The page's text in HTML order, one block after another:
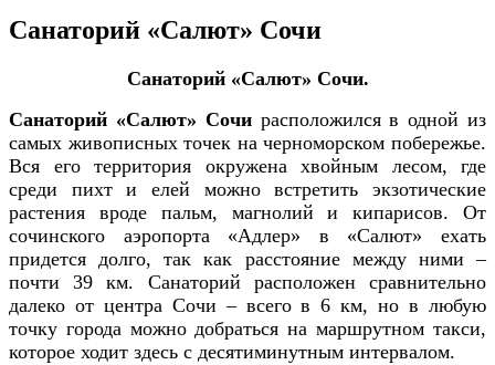
Санаторий «Салют» Сочи
Санаторий «Салют» Сочи.
Санаторий «Салют» Сочирасположился в одной из
самых живописных точек на черноморском побережье.
Вся его территория окружена хвойным лесом, где
среди пихт и елей можно встретить экзотические
растения вроде пальм, магнолий и кипарисов. От
сочинского аэропорта «Адлер» в «Салют» ехать
придется долго, так как расстояние между ними –
почти 39 км. Санаторий расположен сравнительно
далеко от центра Сочи – всего в 6 км, но в любую
точку города можно добраться на маршрутном такси,
которое ходит здесь с десятиминутным интервалом.